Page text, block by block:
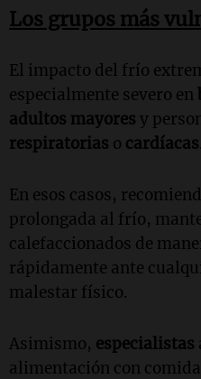
Los grupos más
El impacto del frío
especialmente severo en
adultos mayores y
respiratorias o cardíacas
En esos casos,
prolongada al frío,
calefaccionados de
rápidamente ante
malestar físico.
Asimismo, especialistas
alimentación con